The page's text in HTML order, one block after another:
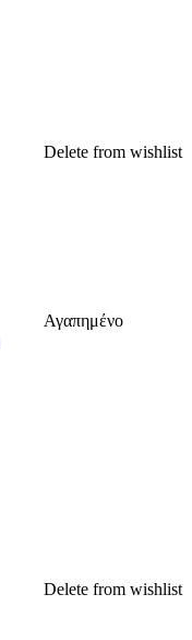
Delete from wishlist
Αγαπημένο
Delete from wishlist